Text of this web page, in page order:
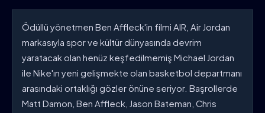
Ödüllü yönetmen Ben Affleck'in filmi AIR, Air Jordan
markasıyla spor ve kültür dünyasında devrim
yaratacak olan henüz keşfedilmemiş Michael Jordan
ile Nike'ın yeni gelişmekte olan basketbol departmanı
arasındaki ortaklığı gözler önüne seriyor. Başrollerde
Matt Damon, Ben Affleck, Jason Bateman, Chris